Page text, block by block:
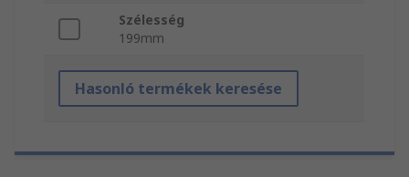
Szélesség
199mm
Hasonló termékek keresése